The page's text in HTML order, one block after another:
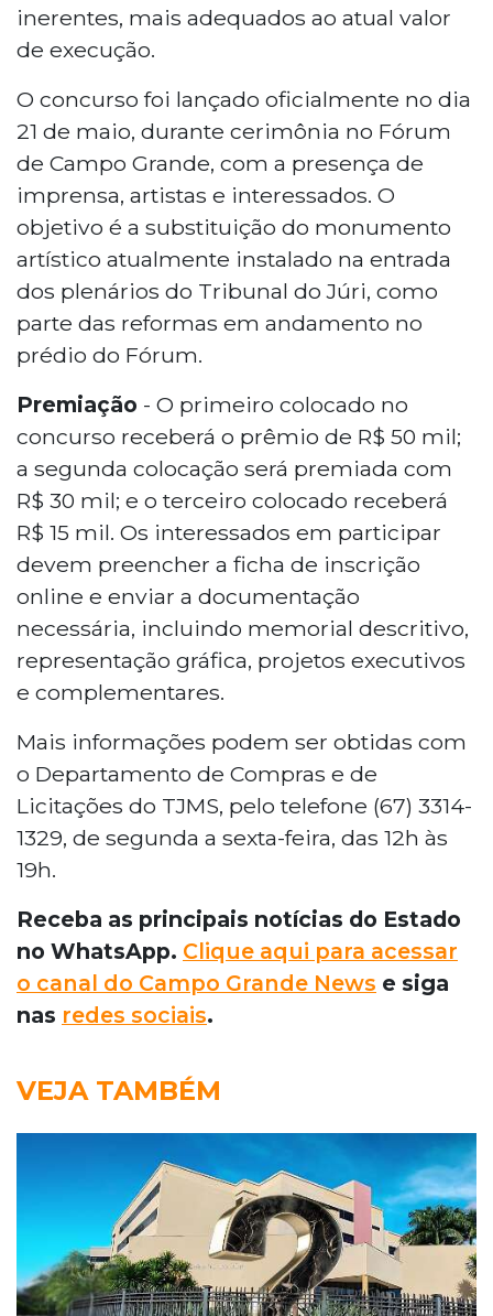
inerentes, mais adequados ao atual valor
de execução.
O concurso foi lançado oficialmente no dia
21 de maio, durante cerimônia no Fórum
de Campo Grande, com a presença de
imprensa, artistas e interessados. O
objetivo é a substituição do monumento
artístico atualmente instalado na entrada
dos plenários do Tribunal do Júri, como
parte das reformas em andamento no
prédio do Fórum.
Premiação - O primeiro colocado no
concurso receberá o prêmio de R$ 50 mil;
a segunda colocação será premiada com
R$ 30 mil; e o terceiro colocado receberá
R$ 15 mil. Os interessados em participar
devem preencher a ficha de inscrição
online e enviar a documentação
necessária, incluindo memorial descritivo,
representação gráfica, projetos executivos
e complementares.
Mais informações podem ser obtidas com
o Departamento de Compras e de
Licitações do TJMS, pelo telefone (67) 3314-
1329, de segunda a sexta-feira, das 12h às
19h.
Receba as principais notícias do Estado
no WhatsApp. Clique aqui para acessar
o canal do Campo Grande News e siga
nas redes sociais.
VEJA TAMBÉM